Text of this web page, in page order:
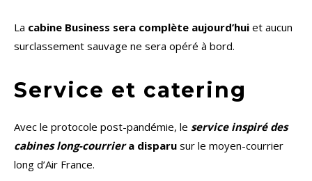
La cabine Business sera complète aujourd’hui et aucun
surclassement sauvage ne sera opéré à bord.
Service et catering
Avec le protocole post-pandémie, le service inspiré des
cabines long-courriera disparu sur le moyen-courrier
long d’Air France.